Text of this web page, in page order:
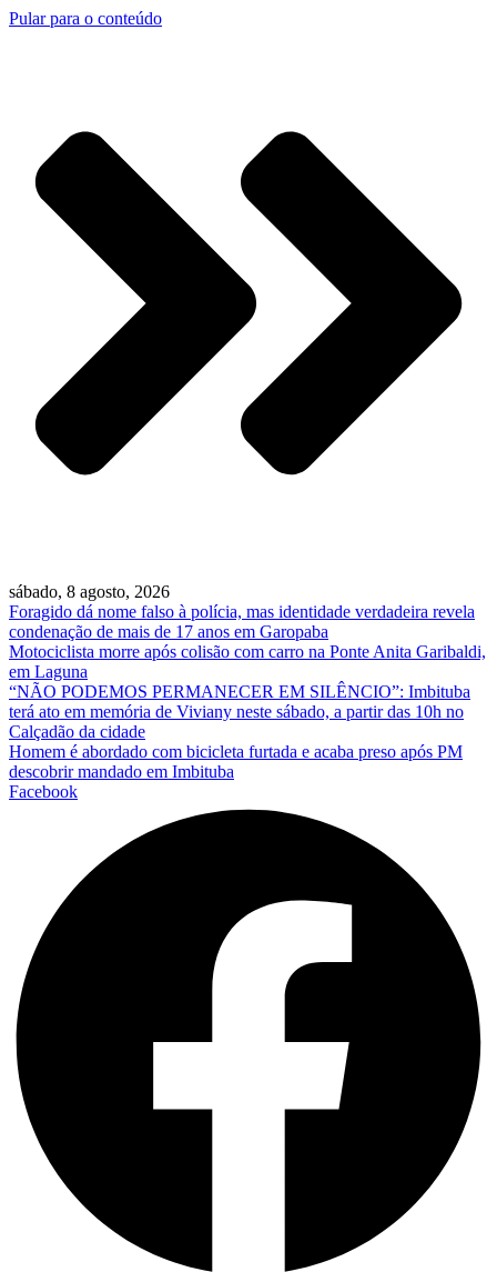
Pular para o conteúdo
sábado, 8 agosto, 2026
Foragido dá nome falso à polícia, mas identidade verdadeira revela
condenação de mais de 17 anos em Garopaba
Motociclista morre após colisão com carro na Ponte Anita Garibaldi,
em Laguna
“NÃO PODEMOS PERMANECER EM SILÊNCIO”: Imbituba
terá ato em memória de Viviany neste sábado, a partir das 10h no
Calçadão da cidade
Homem é abordado com bicicleta furtada e acaba preso após PM
descobrir mandado em Imbituba
Facebook